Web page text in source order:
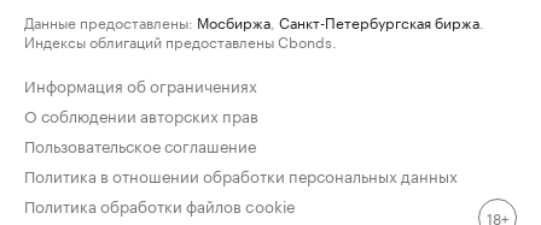
Данные предоставлены: Мосбиржа Санкт-Петербургская биржа
Индексы облигаций предоставлены Cbonds.
Информация об ограничениях
О соблюдении авторских прав
Пользовательское соглашение
Политика в отношении обработки персональных данных
Политика обработки файлов cookie
18+